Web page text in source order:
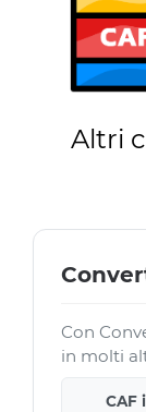
Altri
Con
in molti
CAF